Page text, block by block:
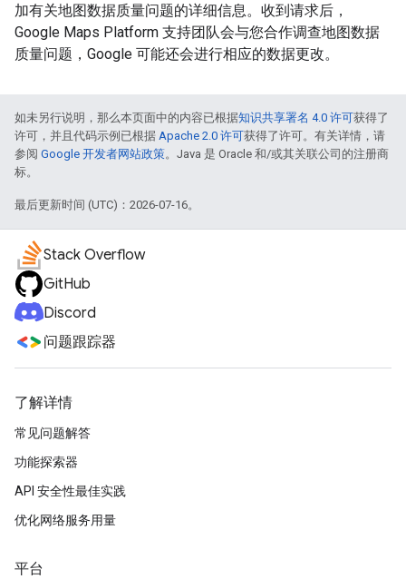
加有关地图数据质量问题的详细信息。收到请求后，
Google Maps Platform 支持团队会与您合作调查地图数据
质量问题，Google 可能还会进行相应的数据更改。
如未另行说明，那么本页面中的内容已根据知识共享署名 4.0 许可获得了
许可，并且代码示例已根据 Apache 2.0 许可获得了许可。有关详情，请
参阅 Google 开发者网站政策。Java 是 Oracle 和/或其关联公司的注册商
标。
最后更新时间 (UTC)：2026-07-16。
Stack Overflow
GitHub
Discord
问题跟踪器
了解详情
常见问题解答
功能探索器
API 安全性最佳实践
优化网络服务用量
平台